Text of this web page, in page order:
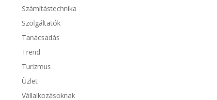
Számítástechnika
Szolgáltatók
Tanácsadás
Trend
Turizmus
Üzlet
Vállalkozásoknak